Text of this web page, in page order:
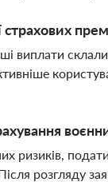
виплати
ризиків,
розгляду